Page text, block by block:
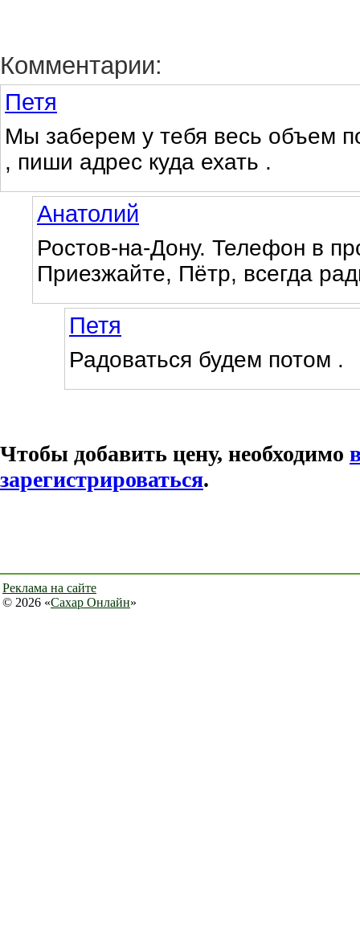
Комментарии:
Петя
Мы заберем у тебя весь объем
, пиши адрес куда ехать .
Анатолий
Ростов-на-Дону. Телефон в
Приезжайте, Пётр, всегда
Петя
Радоваться будем потом .
Чтобы добавить цену, необходимо
зарегистрироваться.
Реклама на сайте
© 2026 «Сахар Онлайн»